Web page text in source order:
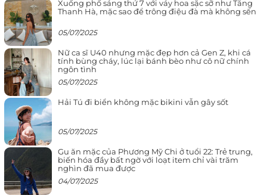
Xuống phố sáng thứ 7 với váy hoa sặc sỡ như Tăng
Thanh Hà, mặc sao để trông điệu đà mà không sến
05/07/2025
Nữ ca sĩ U40 nhưng mặc đẹp hơn cả Gen Z, khi cá
tính bùng cháy, lúc lại bánh bèo như cô nữ chính
ngôn tình
05/07/2025
Hải Tú đi biển không mặc bikini vẫn gây sốt
05/07/2025
Gu ăn mặc của Phương Mỹ Chi ở tuổi 22: Trẻ trung,
biến hóa đầy bất ngờ với loạt item chỉ vài trăm
nghìn đã mua được
04/07/2025